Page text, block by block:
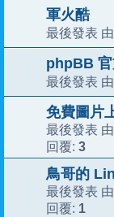
軍火酷
最後發表
phpBB
最後發表
免費圖片
最後發表 由
回覆: 3
鳥哥的
最後發表 由
回覆: 1